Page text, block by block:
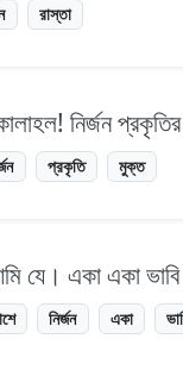
রাস্তা
নির্জন
প্রকৃতি মুক্ত
যে। একা একা
নির্জন একা